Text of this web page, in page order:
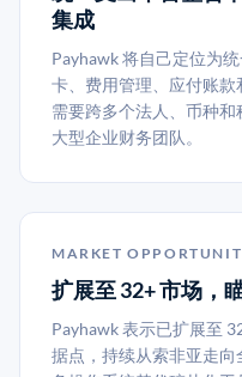
集成
Payhawk 将自己定位为
卡、费用管理、应付账
需要跨多个法人、币种
大型企业财务团队。
MARKET
扩展至 32+ 市场，
Payhawk 表示已扩展至
据点，持续从索非亚走